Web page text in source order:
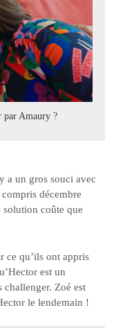
par Amaury ?
a un gros souci avec
décembre
coûte que
ce qu’ils ont appris
est un
Zoé est
le lendemain !